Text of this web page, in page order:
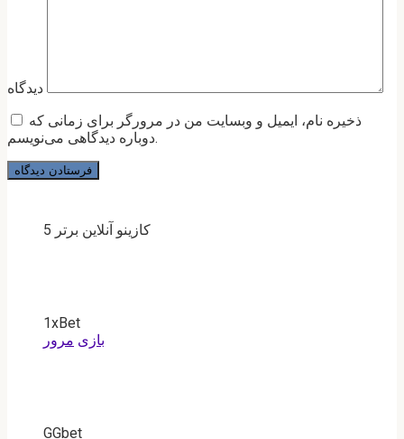
دیدگاه
ذخیره نام، ایمیل و وبسایت من در مرورگر برای زمانی که
دوباره دیدگاهی می‌نویسم.
5 کازینو آنلاین برتر
1xBet
بازی مرور
GGbet